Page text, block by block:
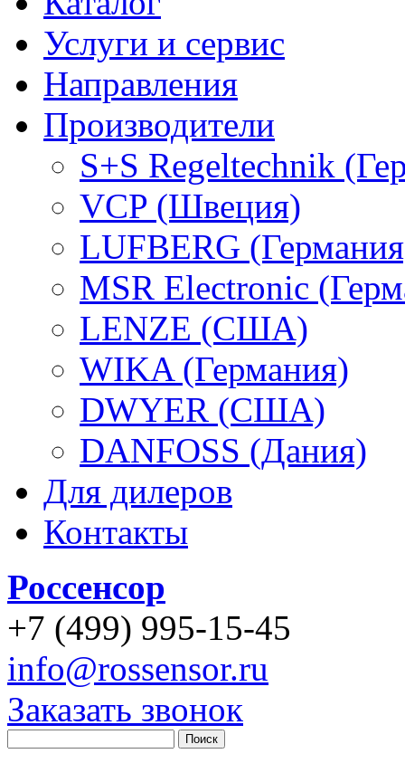
Услуги и сервис
Направления
Производители
S+S Regeltechnik
VCP (Швеция)
LUFBERG
MSR Electronic
LENZE (США)
WIKA (Германия)
DWYER (США)
DANFOSS (Дания)
Для дилеров
Контакты
Россенсор
+7 (499) 995-15-45
info@rossensor.ru
Заказать звонок